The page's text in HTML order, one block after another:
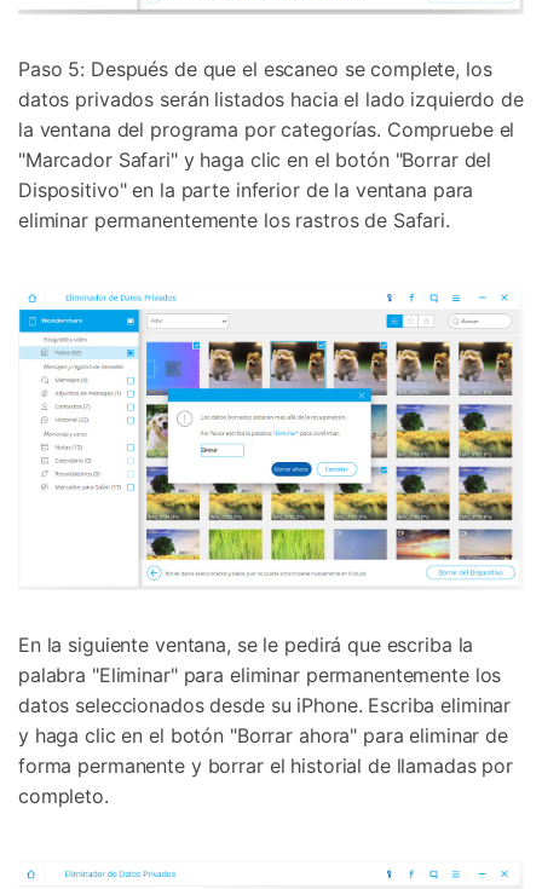
Paso 5: Después de que el escaneo se complete, los
datos privados serán listados hacia el lado izquierdo de
la ventana del programa por categorías. Compruebe el
"Marcador Safari" y haga clic en el botón "Borrar del
Dispositivo" en la parte inferior de la ventana para
eliminar permanentemente los rastros de Safari.
En la siguiente ventana, se le pedirá que escriba la
palabra "Eliminar" para eliminar permanentemente los
datos seleccionados desde su iPhone. Escriba eliminar
y haga clic en el botón "Borrar ahora" para eliminar de
forma permanente y borrar el historial de llamadas por
completo.